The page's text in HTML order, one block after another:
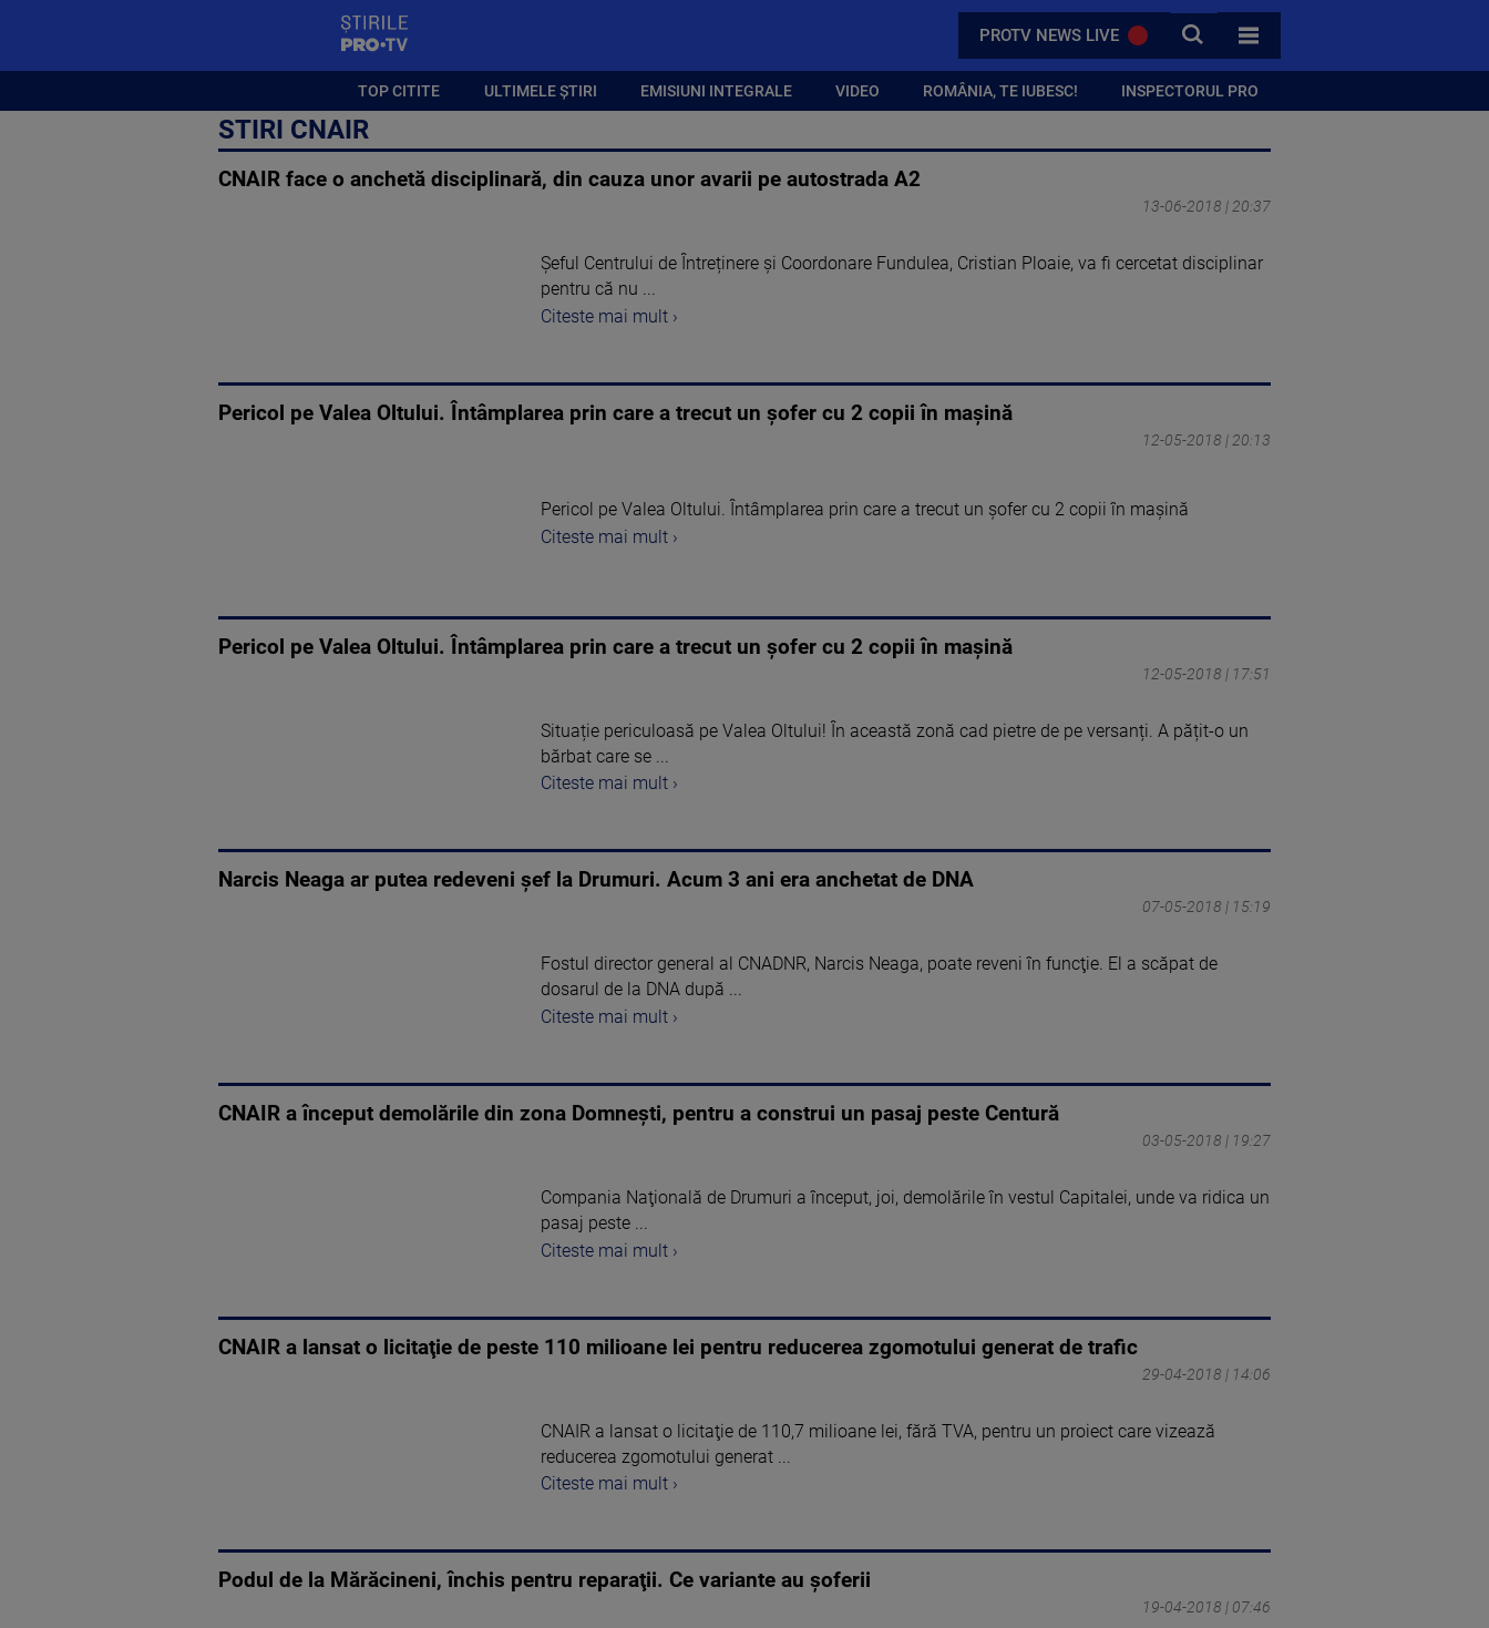
PROTV NEWS LIVE CAUTA
TOATE CATEGORIILE
TOP CITITE ULTIMELE ȘTIRI EMISIUNI INTEGRALE VIDEO ROMÂNIA, TE IUBESC! INSPECTORUL PRO
STIRI CNAIR
CNAIR face o anchetă disciplinară, din cauza unor avarii pe autostrada A2
13-06-2018 | 20:37
Șeful Centrului de Întreținere și Coordonare Fundulea, Cristian Ploaie, va fi cercetat disciplinar
pentru că nu ...
Citeste mai mult ›
Pericol pe Valea Oltului. Întâmplarea prin care a trecut un șofer cu 2 copii în mașină
12-05-2018 | 20:13
Pericol pe Valea Oltului. Întâmplarea prin care a trecut un șofer cu 2 copii în mașină
Citeste mai mult ›
Pericol pe Valea Oltului. Întâmplarea prin care a trecut un șofer cu 2 copii în mașină
12-05-2018 | 17:51
Situație periculoasă pe Valea Oltului! În această zonă cad pietre de pe versanți. A pățit-o un
bărbat care se ...
Citeste mai mult ›
Narcis Neaga ar putea redeveni şef la Drumuri. Acum 3 ani era anchetat de DNA
07-05-2018 | 15:19
Fostul director general al CNADNR, Narcis Neaga, poate reveni în funcţie. El a scăpat de
dosarul de la DNA după ...
Citeste mai mult ›
CNAIR a început demolările din zona Domnești, pentru a construi un pasaj peste Centură
03-05-2018 | 19:27
Compania Naţională de Drumuri a început, joi, demolările în vestul Capitalei, unde va ridica un
pasaj peste ...
Citeste mai mult ›
CNAIR a lansat o licitaţie de peste 110 milioane lei pentru reducerea zgomotului generat de trafic
29-04-2018 | 14:06
CNAIR a lansat o licitaţie de 110,7 milioane lei, fără TVA, pentru un proiect care vizează
reducerea zgomotului generat ...
Citeste mai mult ›
Podul de la Mărăcineni, închis pentru reparaţii. Ce variante au şoferii
19-04-2018 | 07:46